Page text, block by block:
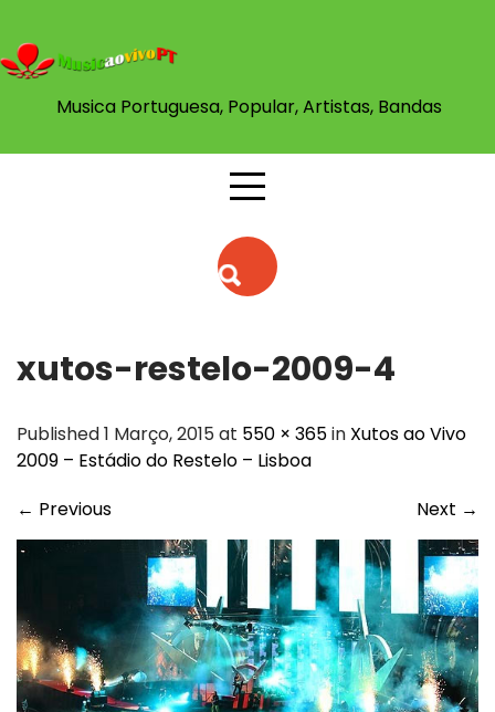
content
Musica Portuguesa, Popular, Artistas, Bandas
xutos-restelo-2009-4
Published 1 Março, 2015 at 550 × 365in Xutos ao Vivo
2009 – Estádio do Restelo – Lisboa
← Previous Next →